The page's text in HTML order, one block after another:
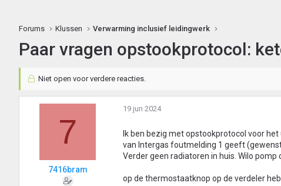
Forums Klussen Verwarming inclusief leidingwerk
Paar vragen opstookprotocol:
Niet open voor verdere reacties.
7
7416bram
19 jun 2024
Ik ben bezig met opstookprotocol voor
van Intergas foutmelding 1 geeft
Verder geen radiatoren in huis. Wilo pomp
op de thermostaatknop op de verdeler